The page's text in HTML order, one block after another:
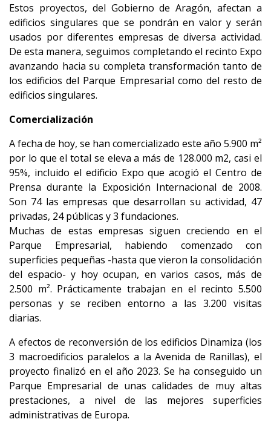
Estos proyectos, del Gobierno de Aragón, afectan a
edificios singulares que se pondrán en valor y serán
usados por diferentes empresas de diversa actividad.
De esta manera, seguimos completando el recinto Expo
avanzando hacia su completa transformación tanto de
los edificios del Parque Empresarial como del resto de
edificios singulares.
Comercialización
A fecha de hoy, se han comercializado este año 5.900 m²
por lo que el total se eleva a más de 128.000 m2, casi el
95%, incluido el edificio Expo que acogió el Centro de
Prensa durante la Exposición Internacional de 2008.
Son 74 las empresas que desarrollan su actividad, 47
privadas, 24 públicas y 3 fundaciones.
Muchas de estas empresas siguen creciendo en el
Parque Empresarial, habiendo comenzado con
superficies pequeñas -hasta que vieron la consolidación
del espacio- y hoy ocupan, en varios casos, más de
2.500 m². Prácticamente trabajan en el recinto 5.500
personas y se reciben entorno a las 3.200 visitas
diarias.
A efectos de reconversión de los edificios Dinamiza (los
3 macroedificios paralelos a la Avenida de Ranillas), el
proyecto finalizó en el año 2023. Se ha conseguido un
Parque Empresarial de unas calidades de muy altas
prestaciones, a nivel de las mejores superficies
administrativas de Europa.